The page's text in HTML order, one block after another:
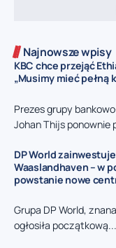
Najnowsze wpisy
KBC chce przejąć
„Musimy mieć pełną
Prezes grupy
Johan Thijs ponownie
DP World
Waaslandhaven – w
powstanie nowe
Grupa DP World,
ogłosiła początkową...